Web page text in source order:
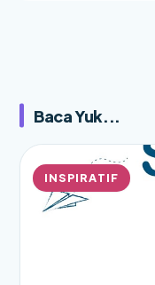
Baca Yuk...
INSPIRATIF